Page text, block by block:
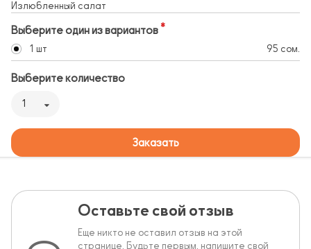
Излюбленный салат
Выберите один из вариантов
1 шт 95 сом.
Выберите количество
1
Заказать
Оставьте свой отзыв
Еще никто не оставил отзыв на этой
странице. Будьте первым, напишите свой